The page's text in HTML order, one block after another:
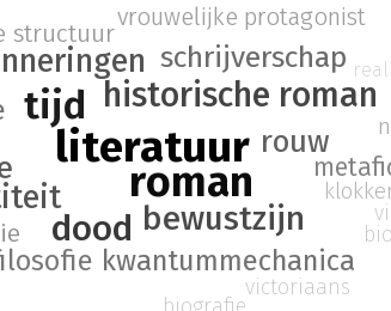
literatuur
roman
tijd historische roman
bewustzijn
dood
rouw
schrijverschap
kwantummechanica
structuur
vrouwelijke protagonist
victoriaans